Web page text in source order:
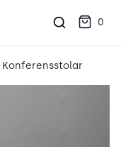
0
Konferensstolar